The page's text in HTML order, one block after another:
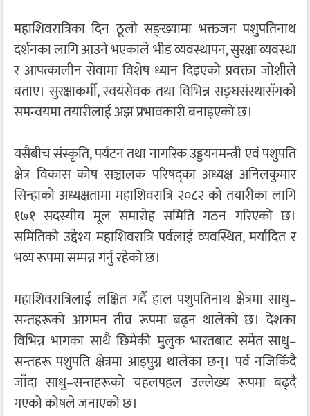
महाशिवरात्रिका दिन ठूलो सङ्ख्यामा भक्तजन पशुपतिनाथ
दर्शनका लागि आउने भएकाले भीड व्यवस्थापन, सुरक्षा व्यवस्था
र आपत्कालीन सेवामा विशेष ध्यान दिइएको प्रवक्ता जोशीले
बताए। सुरक्षाकर्मी, स्वयंसेवक तथा विभिन्न सङ्घसंस्थासँगको
समन्वयमा तयारीलाई अझ प्रभावकारी बनाइएको छ।
यसैबीच संस्कृति, पर्यटन तथा नागरिक उड्डयनमन्त्री एवं पशुपति
क्षेत्र विकास कोष सञ्चालक परिषद्का अध्यक्ष अनिलकुमार
सिन्हाको अध्यक्षतामा महाशिवरात्रि २०८२ को तयारीका लागि
१७१ सदस्यीय मूल समारोह समिति गठन गरिएको छ।
समितिको उद्देश्य महाशिवरात्रि पर्वलाई व्यवस्थित, मर्यादित र
भव्य रूपमा सम्पन्न गर्नु रहेको छ।
महाशिवरात्रिलाई लक्षित गर्दै हाल पशुपतिनाथ क्षेत्रमा साधु–
सन्तहरूको आगमन तीव्र रूपमा बढ्न थालेको छ। देशका
विभिन्न भागका साथै छिमेकी मुलुक भारतबाट समेत साधु–
सन्तहरू पशुपति क्षेत्रमा आइपुग्न थालेका छन्। पर्व नजिकिँदै
जाँदा साधु–सन्तहरूको चहलपहल उल्लेख्य रूपमा बढ्दै
गएको कोषले जनाएको छ।